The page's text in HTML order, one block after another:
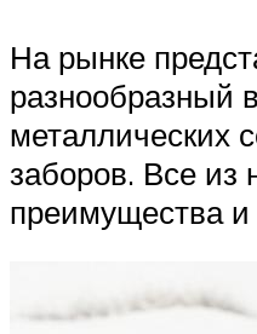
На рынке
разнообразный
металлических
заборов. Все из
преимущества и